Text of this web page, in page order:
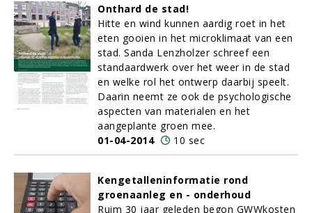
Onthard de stad!
Hitte en wind kunnen aardig roet in het
eten gooien in het microklimaat van een
stad. Sanda Lenzholzer schreef een
standaardwerk over het weer in de stad
en welke rol het ontwerp daarbij speelt.
Daarin neemt ze ook de psychologische
aspecten van materialen en het
aangeplante groen mee.
01-04-2014
10 sec
Kengetalleninformatie rond
groenaanleg en - onderhoud
Ruim 30 jaar geleden begon GWWkosten